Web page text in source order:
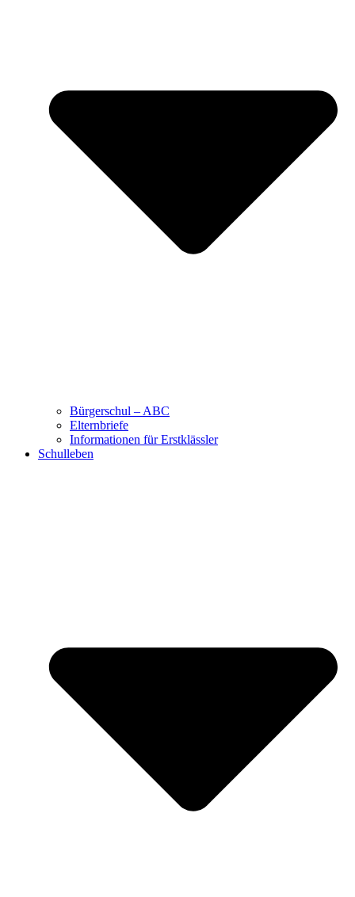
Bürgerschul – ABC
Elternbriefe
Informationen für Erstklässler
Schulleben